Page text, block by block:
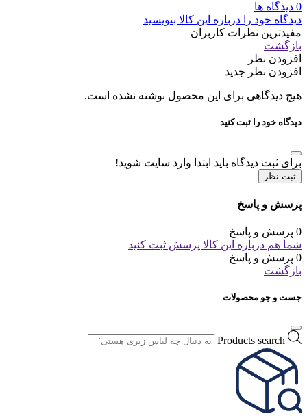
0 دیدگاه ها
دیدگاه خود را درباره این کالا بنویسید
مفیدترین نظرات کاربران
بازگشت
افزودن نظر
افزودن نظر جدید
هیچ دیدگاهی برای این محصول نوشته نشده است.
دیدگاه خود را ثبت کنید
برای ثبت دیدگاه باید ابتدا وارد سایت شوید!
ثبت نظر
پرسش و پاسخ
0 پرسش و پاسخ
شما هم درباره این کالا پرسش ثبت کنید
0 پرسش و پاسخ
بازگشت
جست و جو محصولات
Products search